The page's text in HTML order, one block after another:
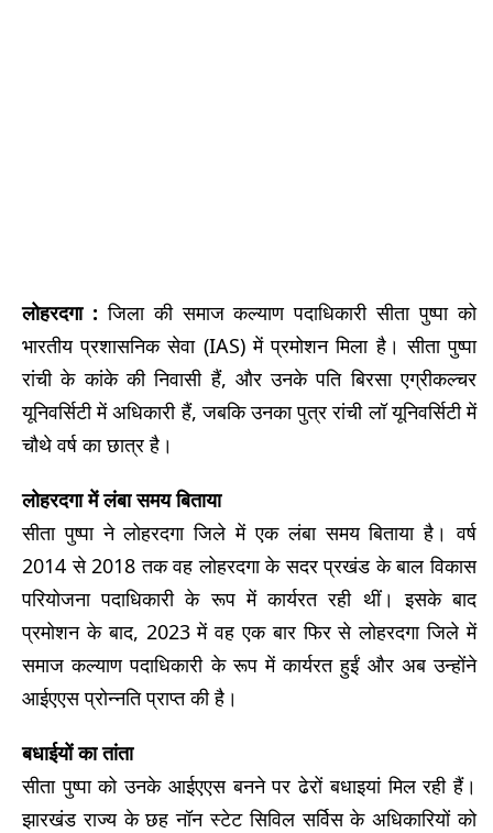
लोहरदगा : जिला की समाज कल्याण पदाधिकारी सीता पुष्पा को
भारतीय प्रशासनिक सेवा (IAS) में प्रमोशन मिला है। सीता पुष्पा
रांची के कांके की निवासी हैं, और उनके पति बिरसा एग्रीकल्चर
यूनिवर्सिटी में अधिकारी हैं, जबकि उनका पुत्र रांची लॉ यूनिवर्सिटी में
चौथे वर्ष का छात्र है।
लोहरदगा में लंबा समय बिताया
सीता पुष्पा ने लोहरदगा जिले में एक लंबा समय बिताया है। वर्ष
2014 से 2018 तक वह लोहरदगा के सदर प्रखंड के बाल विकास
परियोजना पदाधिकारी के रूप में कार्यरत रही थीं। इसके बाद
प्रमोशन के बाद, 2023 में वह एक बार फिर से लोहरदगा जिले में
समाज कल्याण पदाधिकारी के रूप में कार्यरत हुईं और अब उन्होंने
आईएएस प्रोन्नति प्राप्त की है।
बधाईयों का तांता
सीता पुष्पा को उनके आईएएस बनने पर ढेरों बधाइयां मिल रही हैं।
झारखंड राज्य के छह नॉन स्टेट सिविल सर्विस के अधिकारियों को